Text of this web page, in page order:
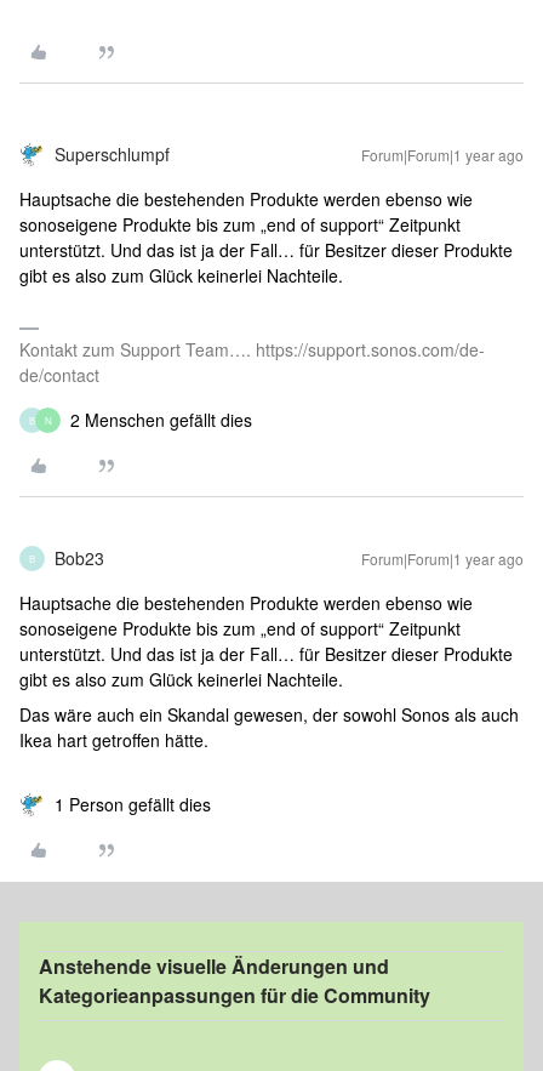
Superschlumpf Forum|Forum|1 year ago
Hauptsache die bestehenden Produkte werden ebenso wie
sonoseigene Produkte bis zum „end of support“ Zeitpunkt
unterstützt. Und das ist ja der Fall… für Besitzer dieser Produkte
gibt es also zum Glück keinerlei Nachteile.
Kontakt zum Support Team…. https://support.sonos.com/de-
de/contact
B N 2 Menschen gefällt dies
B Bob23 Forum|Forum|1 year ago
Hauptsache die bestehenden Produkte werden ebenso wie
sonoseigene Produkte bis zum „end of support“ Zeitpunkt
unterstützt. Und das ist ja der Fall… für Besitzer dieser Produkte
gibt es also zum Glück keinerlei Nachteile.
Das wäre auch ein Skandal gewesen, der sowohl Sonos als auch
Ikea hart getroffen hätte.
1 Person gefällt dies
Anstehende visuelle Änderungen und
Kategorieanpassungen für die Community